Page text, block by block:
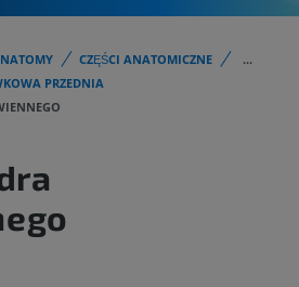
CZĘŚCI ANATOMICZNE
...
PRZEDNIA